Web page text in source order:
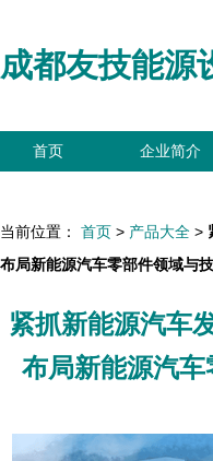
成都友技能源
首页 企业简介
当前位置： 首页 > 产品大全 >
布局新能源汽车零部件领域与
紧抓新能源汽车
布局新能源汽